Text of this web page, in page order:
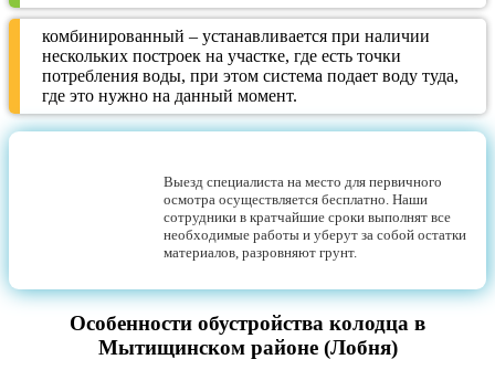
комбинированный – устанавливается при наличии
нескольких построек на участке, где есть точки
потребления воды, при этом система подает воду туда,
где это нужно на данный момент.
Выезд специалиста на место для первичного
осмотра осуществляется бесплатно. Наши
сотрудники в кратчайшие сроки выполнят все
необходимые работы и уберут за собой остатки
материалов, разровняют грунт.
Особенности обустройства колодца в
Мытищинском районе (Лобня)